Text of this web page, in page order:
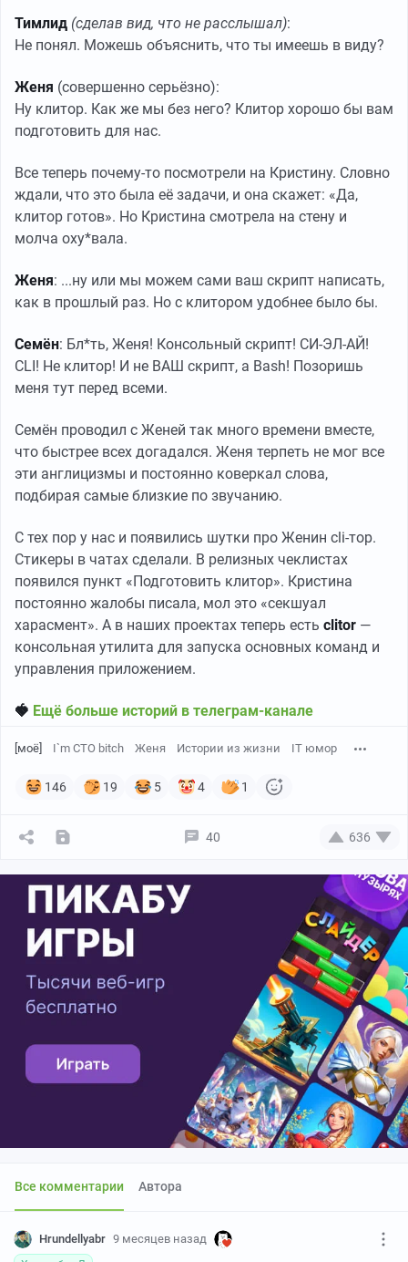
Тимлид (сделав вид, что не расслышал):
Не понял. Можешь объяснить, что ты имеешь в виду?
Женя (совершенно серьёзно):
Ну клитор. Как же мы без него? Клитор хорошо бы вам
подготовить для нас.
Все теперь почему-то посмотрели на Кристину. Словно
ждали, что это была её задачи, и она скажет: «Да,
клитор готов». Но Кристина смотрела на стену и
молча оху*вала.
Женя: ...ну или мы можем сами ваш скрипт написать,
как в прошлый раз. Но с клитором удобнее было бы.
Семён: Бл*ть, Женя! Консольный скрипт! СИ-ЭЛ-АЙ!
CLI! Не клитор! И не ВАШ скрипт, а Bash! Позоришь
меня тут перед всеми.
Семён проводил с Женей так много времени вместе,
что быстрее всех догадался. Женя терпеть не мог все
эти англицизмы и постоянно коверкал слова,
подбирая самые близкие по звучанию.
С тех пор у нас и появились шутки про Женин cli-тор.
Стикеры в чатах сделали. В релизных чеклистах
появился пункт «Подготовить клитор». Кристина
постоянно жалобы писала, мол это «секшуал
харасмент». А в наших проектах теперь есть clitor —
консольная утилита для запуска основных команд и
управления приложением.
🍓 Ещё больше историй в телеграм-канале
[моё] I`m CTO bitch Женя Истории из жизни IT юмор
146 19 5 4 1
40 636
Все комментарии Автора
Hrundellyabr 9 месяцев назад